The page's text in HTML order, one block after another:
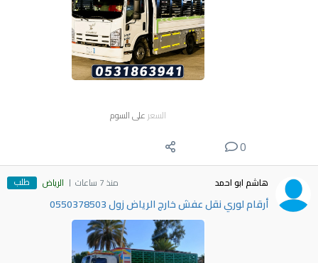
السعر على السوم
0
هاشم ابو احمد منذ 7 ساعات الرياض طلب
أرقام لوري نقل عفش خارج الرياض زول 0550378503